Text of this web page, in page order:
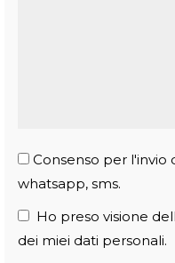
Consenso per l'invio
whatsapp, sms.
Ho preso visione
dei miei dati personali.